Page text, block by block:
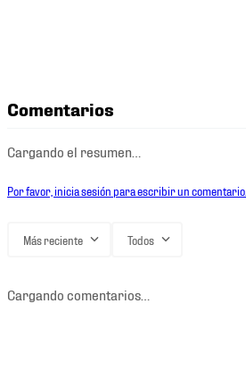
Comentarios
Cargando el resumen…
Por favor, inicia sesión para escribir un comentario.
Más reciente Todos
Cargando comentarios…